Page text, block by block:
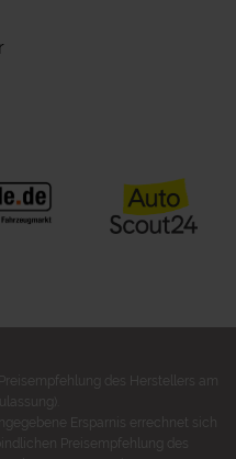
des Herstellers am
Ersparnis errechnet sich
Preisempfehlung des